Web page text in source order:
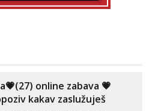
online zabava 💗
kakav zaslužuješ